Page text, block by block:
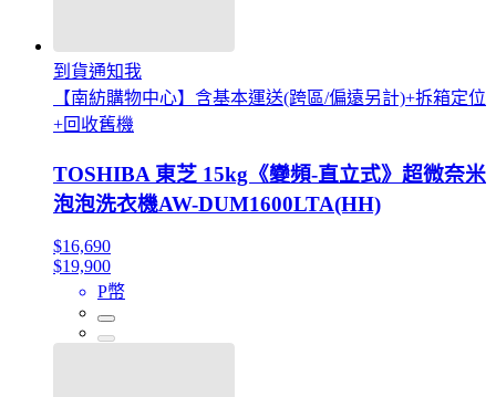
到貨通知我
【南紡購物中心】含基本運送(跨區/偏遠另計)+拆箱定位
+回收舊機
TOSHIBA 東芝 15kg《變頻-直立式》超微奈米
泡泡洗衣機AW-DUM1600LTA(HH)
$16,690
$19,900
P幣